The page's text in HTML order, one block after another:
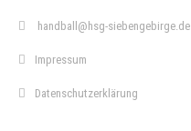
handball@hsg-siebengebirge.de
Impressum
Datenschutzerklärung